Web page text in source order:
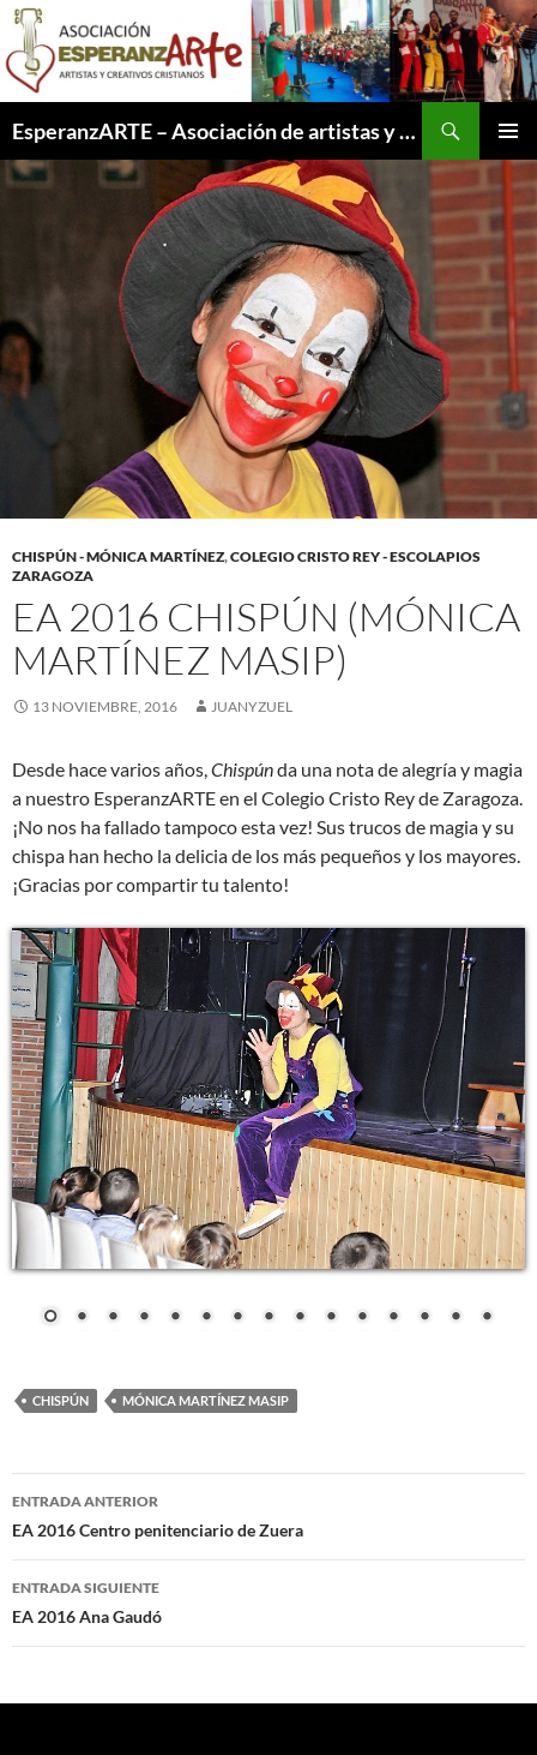
Saltar
contenido
EsperanzARTE – Asociación de artistas y creativos cristianos
MENÚ
CHISPÚN - MÓNICA MARTÍNEZ,COLEGIO CRISTO REY - ESCOLAPIOS
ZARAGOZA
EA 2016 CHISPÚN (MÓNICA
MARTÍNEZ MASIP)
13 NOVIEMBRE, 2016 JUANYZUEL
Desde hace varios años,Chispúnda una nota de alegría y magia
a nuestro EsperanzARTE en el Colegio Cristo Rey de Zaragoza.
¡No nos ha fallado tampoco esta vez! Sus trucos de magia y su
chispa han hecho la delicia de los más pequeños y los mayores.
¡Gracias por compartir tu talento!
CHISPÚN MÓNICA MARTÍNEZ MASIP
Navegación
de
entradas
ENTRADA ANTERIOR
EA 2016 Centro penitenciario de Zuera
ENTRADA SIGUIENTE
EA 2016 Ana Gaudó